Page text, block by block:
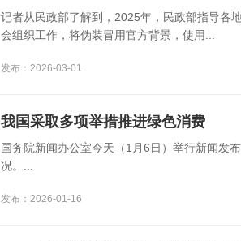
记者从民政部了解到，2025年，民政部指导各
会组织工作，将伪装冒用官方背景，使用...
发布：2026-03-01
我国采取多项举措推进绿色消费
国务院新闻办公室今天（1月6日）举行新闻发
况。...
发布：2026-01-16